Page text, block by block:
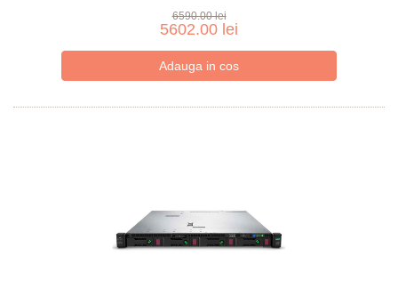
6590.00 lei
5602.00 lei